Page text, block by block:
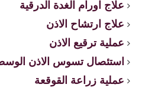
علاج اورام الغدة الدرقية
علاج ارتشاح الاذن
عملية ترقيع الاذن
استئصال تسوس الاذن
عملية زراعة القوقعة